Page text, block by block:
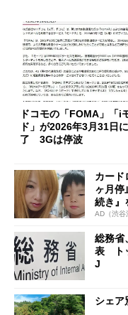
ドコモの「FOMA」「i
ド」が2026年3月31日
了 3Gは停波
カード
ヶ月停
続き』
AD（渋谷
総務省
表 ト
J
シェ